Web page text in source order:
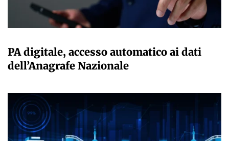
PA digitale, accesso automatico ai dati
dell’Anagrafe Nazionale